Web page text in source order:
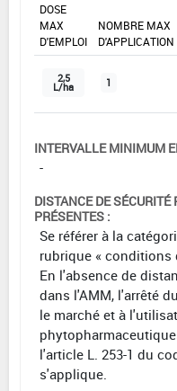
DOSE
MAX
D'EMPLOI
NOMBRE MAX
D'APPLICATION
2,5
L/ha 1
INTERVALLE MINIMUM
-
DISTANCE DE
PRÉSENTES :
Se référer à la
rubrique « conditions
En l'absence de
dans l'AMM, l'arrêté
le marché et à
l'article L. 253-1 du
s'applique.